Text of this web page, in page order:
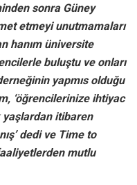
sonra Güney
etmeyi unutmamaları
hanım üniversite
buluştu ve onları
yapmıs olduğu
‘öğrencilerinize ihtiyac
yaşlardan itibaren
dedi ve Time to
mutlu